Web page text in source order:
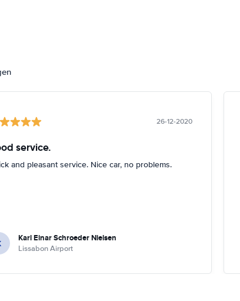
26-12-2020
service.
and pleasant service. Nice car, no problems.
Karl Einar Schroeder Nielsen
Lissabon Airport